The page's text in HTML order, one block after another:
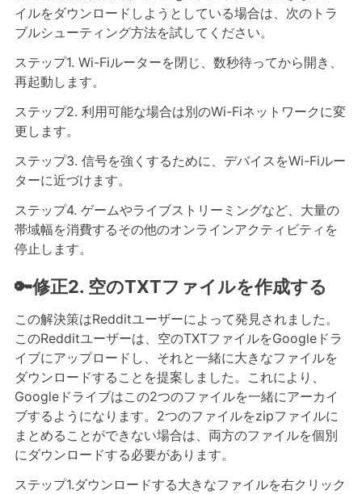
イルをダウンロードしようとしている場合は、次のトラ
ブルシューティング方法を試してください。
ステップ1. Wi-Fiルーターを閉じ、数秒待ってから開き、
再起動します。
ステップ2. 利用可能な場合は別のWi-Fiネットワークに変
更します。
ステップ3. 信号を強くするために、デバイスをWi-Fiルー
ターに近づけます。
ステップ4. ゲームやライブストリーミングなど、大量の
帯域幅を消費するその他のオンラインアクティビティを
停止します。
🔑修正2. 空のTXTファイルを作成する
この解決策はRedditユーザーによって発見されました。
このRedditユーザーは、空のTXTファイルをGoogleドラ
イブにアップロードし、それと一緒に大きなファイルを
ダウンロードすることを提案しました。これにより、
Googleドライブはこの2つのファイルを一緒にアーカイ
ブするようになります。2つのファイルをzipファイルに
まとめることができない場合は、両方のファイルを個別
にダウンロードする必要があります。
ステップ1.ダウンロードする大きなファイルを右クリック